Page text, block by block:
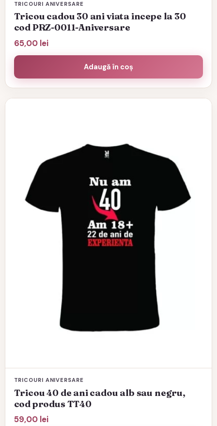
TRICOURI ANIVERSARE
Tricou cadou 30 ani viata incepe la 30
cod PRZ-0011-Aniversare
65,00 lei
Adaugă în coș
TRICOURI ANIVERSARE
Tricou 40 de ani cadou alb sau negru,
cod produs TT40
59,00 lei
Acest
Opțiunile